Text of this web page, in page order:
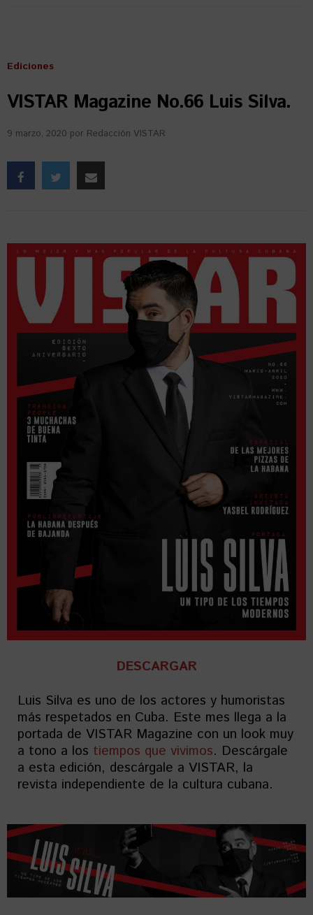
Ediciones
VISTAR Magazine No.66 Luis Silva.
9 marzo, 2020 por Redacción VISTAR
DESCARGAR
Luis Silva es uno de los actores y humoristas
más respetados en Cuba. Este mes llega a la
portada de VISTAR Magazine con un look muy
a tono a los tiempos que vivimos. Descárgale
a esta edición, descárgale a VISTAR, la
revista independiente de la cultura cubana.